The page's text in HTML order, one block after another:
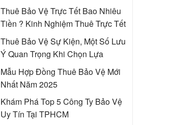
Thuê Bảo Vệ Trực TếtBao Nhiêu
Tiền ? Kinh Nghiệm Thuê Trực Tết
Thuê Bảo Vệ Sự Kiện, Một Số Lưu
Ý Quan Trọng Khi Chọn Lựa
Mẫu Hợp Đồng Thuê Bảo VệMới
Nhất Năm 2025
Khám Phá Top 5Công Ty Bảo Vệ
Uy Tín Tại TPHCM